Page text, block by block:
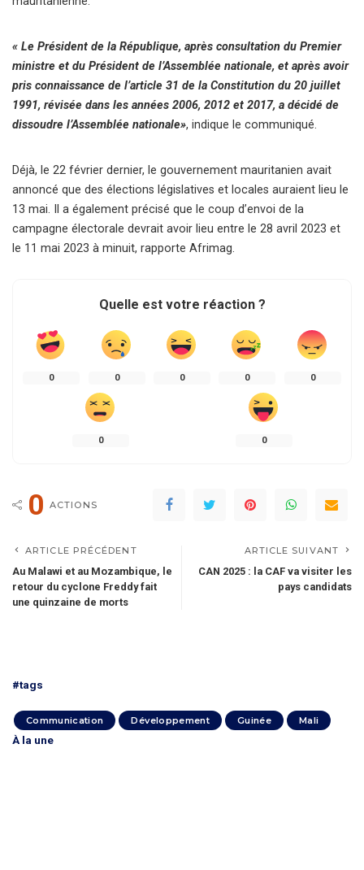
« Le Président de la République, après consultation du Premier
ministre et du Président de l’Assemblée nationale, et après avoir
pris connaissance de l’article 31 de la Constitution du 20 juillet
1991, révisée dans les années 2006, 2012 et 2017, a décidé de
dissoudre l’Assemblée nationale», indique le communiqué.
Déjà, le 22 février dernier, le gouvernement mauritanien avait
annoncé que des élections législatives et locales auraient lieu le
13 mai. Il a également précisé que le coup d’envoi de la
campagne électorale devrait avoir lieu entre le 28 avril 2023 et
le 11 mai 2023 à minuit, rapporte Afrimag.
Quelle est votre réaction ?
0 0 0 0 0
0 0
0 ACTIONS
ARTICLE PRÉCÉDENT
Au Malawi et au Mozambique, le
retour du cyclone Freddy fait
une quinzaine de morts
ARTICLE SUIVANT
CAN 2025 : la CAF va visiter les
pays candidats
#tags
Communication Développement Guinée Mali
À la une